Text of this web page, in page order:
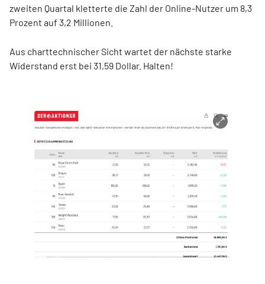
zweiten Quartal kletterte die Zahl der Online-Nutzer um 8,3
Prozent auf 3,2 Millionen.
Aus charttechnischer Sicht wartet der nächste starke
Widerstand erst bei 31,59 Dollar. Halten!